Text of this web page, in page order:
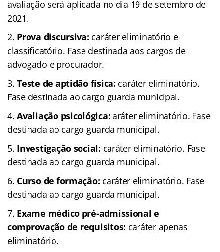
avaliação será aplicada no dia 19 de setembro de
2021.
Prova discursiva: caráter eliminatório e
classificatório. Fase destinada aos cargos de
advogado e procurador.
Teste de aptidão física: caráter eliminatório.
Fase destinada ao cargo guarda municipal.
Avaliação psicológica: aráter eliminatório. Fase
destinada ao cargo guarda municipal.
Investigação social: caráter eliminatório. Fase
destinada ao cargo guarda municipal.
Curso de formação: caráter eliminatório. Fase
destinada ao cargo guarda municipal.
Exame médico pré-admissional e
comprovação de requisitos: caráter apenas
eliminatório.